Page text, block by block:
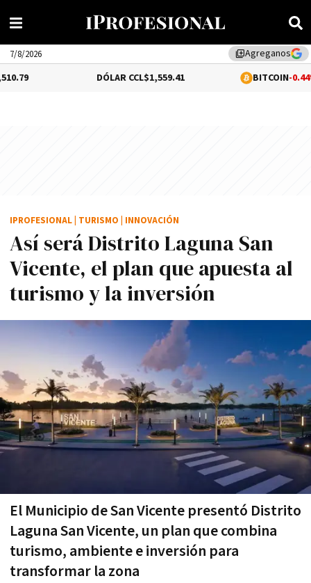
library_addAgreganos
7/8/2026
$1,559.41 -0.44%
Así será Distrito Laguna San
Vicente, el plan que apuesta al
turismo y la inversión
El Municipio de San Vicente presentó Distrito
Laguna San Vicente, un plan que combina
turismo, ambiente e inversión para
transformar la zona
IPROFESIONAL TURISMO INNOVACIÓN